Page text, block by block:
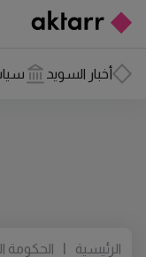
أخبار السويد
الرئيسية
الحكومة